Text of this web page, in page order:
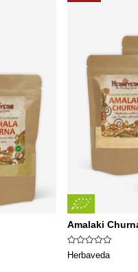
Amalaki
Herbaveda